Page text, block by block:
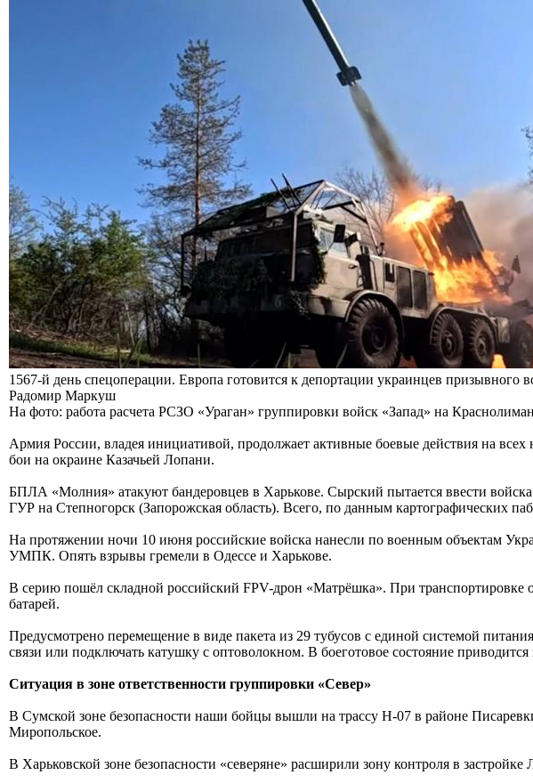
1567-й день спецоперации. Европа готовится к депортации украинцев призывного
Радомир Маркуш
На фото: работа расчета РСЗО «Ураган» группировки войск «Запад» на
Армия России, владея инициативой, продолжает активные боевые действия на
бои на окраине Казачьей Лопани.
БПЛА «Молния» атакуют бандеровцев в Харькове. Сырский пытается ввести
ГУР на Степногорск (Запорожская область). Всего, по данным картографических
На протяжении ночи 10 июня российские войска нанесли по военным объектам
УМПК. Опять взрывы гремели в Одессе и Харькове.
В серию пошёл складной российский FPV-дрон «Матрёшка». При
батарей.
Предусмотрено перемещение в виде пакета из 29 тубусов с единой системой
связи или подключать катушку с оптоволокном. В боеготовое состояние
Ситуация в зоне ответственности группировки «Север»
В Сумской зоне безопасности наши бойцы вышли на трассу Н-07 в районе
Миропольское.
В Харьковской зоне безопасности «северяне» расширили зону контроля в